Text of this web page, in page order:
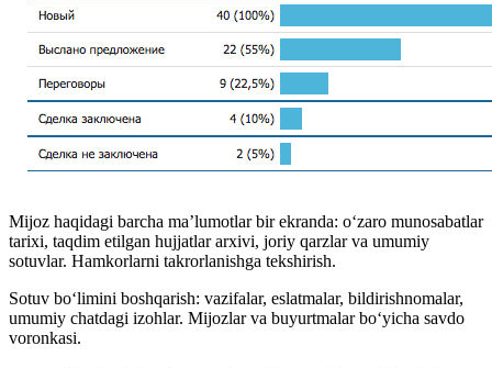
Mijoz haqidagi barcha ma’lumotlar bir ekranda: o‘zaro munosabatlar
tarixi, taqdim etilgan hujjatlar arxivi, joriy qarzlar va umumiy
sotuvlar. Hamkorlarni takrorlanishga tekshirish.
Sotuv bo‘limini boshqarish: vazifalar, eslatmalar, bildirishnomalar,
umumiy chatdagi izohlar. Mijozlar va buyurtmalar bo‘yicha savdo
voronkasi.